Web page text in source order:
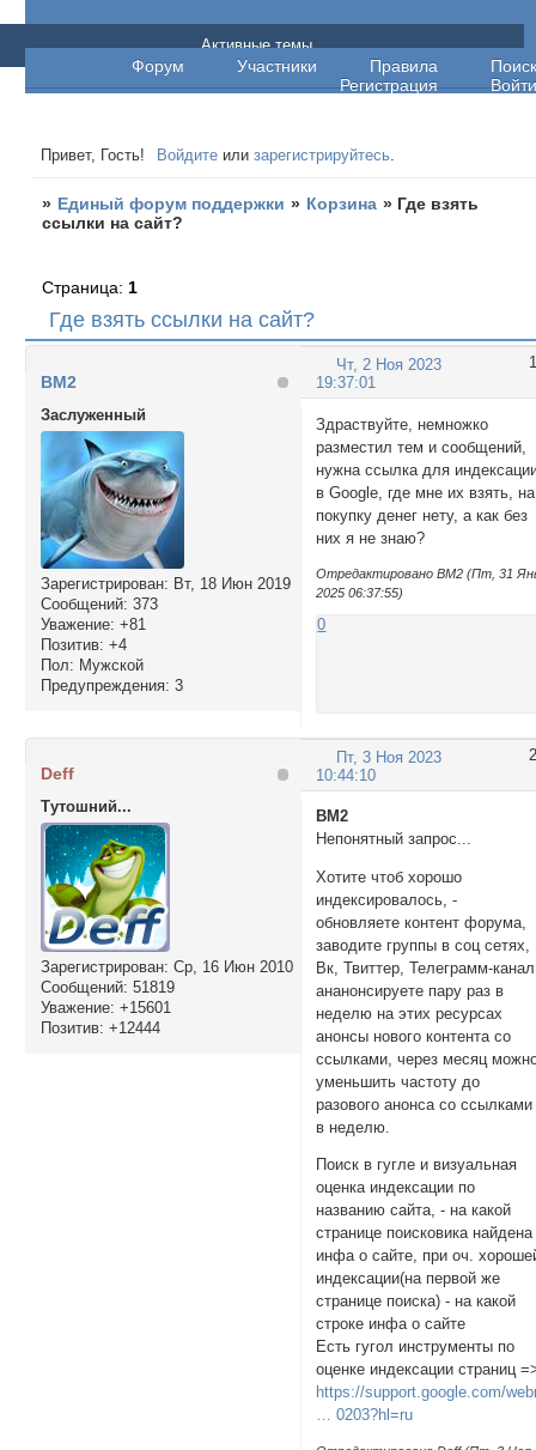
Единый форум поддержки
Форум Участники Правила
Поиск
Регистрация
Войти
Активные темы
Привет, Гость! Войдите илизарегистрируйтесь.
» Единый форум поддержки » Корзина » Где взять
ссылки на сайт?
Где взять ссылки на сайт?
Страница: 1
1
Чт, 2 Ноя 2023
19:37:01
BM2
Заслуженный
Зарегистрирован: Вт, 18 Июн 2019
Сообщений: 373
Уважение: +81
Позитив: +4
Пол: Мужской
Предупреждения: 3
Здраствуйте, немножко
разместил тем и сообщений,
нужна ссылка для
в Google, где мне их взять, на
покупку денег нету, а как без
них я не знаю?
Отредактировано BM2 (Пт, 31
2025 06:37:55)
0
2
Пт, 3 Ноя 2023
10:44:10
Deff
Тутошний...
Зарегистрирован: Ср, 16 Июн 2010
Сообщений: 51819
Уважение: +15601
Позитив: +12444
BM2
Непонятный запрос...
Хотите чтоб хорошо
индексировалось, -
обновляете контент форума,
заводите группы в соц сетях,
Вк, Твиттер, Телеграмм-
ананонсируете пару раз в
неделю на этих ресурсах
анонсы нового контента со
ссылками, через месяц
уменьшить частоту до
разового анонса со ссылками
в неделю.
Поиск в гугле и визуальная
оценка индексации по
названию сайта, - на какой
странице поисковика найдена
инфа о сайте, при оч.
индексации(на первой же
странице поиска) - на какой
строке инфа о сайте
Есть гугол инструменты по
оценке индексации страниц
https://support.google.com/
… 0203?hl=ru